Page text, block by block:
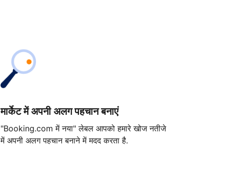
मार्केट में अपनी अलग पहचान बनाएं
"Booking.com में नया" लेबल आपको हमारे खोज नतीजे
में अपनी अलग पहचान बनाने में मदद करता है.